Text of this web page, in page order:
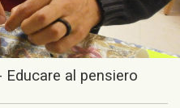
al pensiero